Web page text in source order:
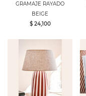
GRAMAJE RAYADO
BEIGE
$ 24,100